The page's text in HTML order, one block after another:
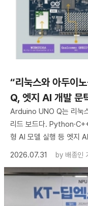
“리눅스와 아두이
Q, 엣지 AI 개발 문
Arduino UNO Q는 리눅
리드 보드다.
형 AI 모델 실행 등 엣지
2026.07.31
by 배종인